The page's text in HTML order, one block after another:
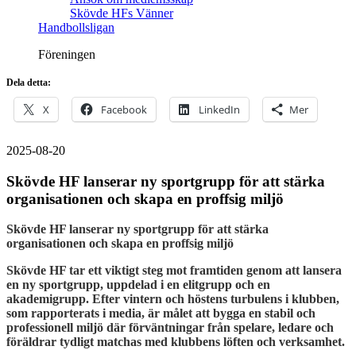
Skövde HFs Vänner
Handbollsligan
Föreningen
Dela detta:
X Facebook LinkedIn Mer
2025-08-20
Skövde HF lanserar ny sportgrupp för att stärka
organisationen och skapa en proffsig miljö
Skövde HF lanserar ny sportgrupp för att stärka
organisationen och skapa en proffsig miljö
Skövde HF tar ett viktigt steg mot framtiden genom att lansera
en ny sportgrupp, uppdelad i en elitgrupp och en
akademigrupp. Efter vintern och höstens turbulens i klubben,
som rapporterats i media, är målet att bygga en stabil och
professionell miljö där förväntningar från spelare, ledare och
föräldrar tydligt matchas med klubbens löften och verksamhet.